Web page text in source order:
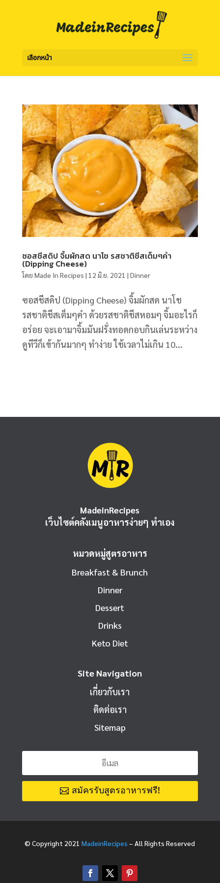
เลือกหน้า
ซอสชีสดิป จิ้มผักสด นาโช รสชาติชีสเต็มๆคำ
(Dipping Cheese)
โดย Made In Recipes | 12 มิ.ย. 2021 | Dinner
ซอสชีสดิป (Dipping Cheese) จิ้มผักสด นาโช
รสชาติชีสเต็มๆคำ ด้วยรสชาติชีสหอมๆ จิ้มอะไรก็
อร่อย จะเอามาจิ้มมันฝรั่งทอดกอบกินเล่นระหว่าง
ดูทีวีก็เข้ากันมากๆ ทำง่าย ใช้เวลาไม่เกิน 10...
MadeinRecipes
เว็บไซต์คลังเมนูอาหารง่ายๆ ทำเอง
หมวดหมู่สูตรอาหาร
Breakfast & Brunch
Dinner
Dessert
Drinks
Keto Diet
Site Navigation
เกี่ยวกับเรา
ติดต่อเรา
Sitemap
สมัครรับสูตรอาหารฟรี!
© Copyright 2021MadeinRecipes – All Rights Reserved